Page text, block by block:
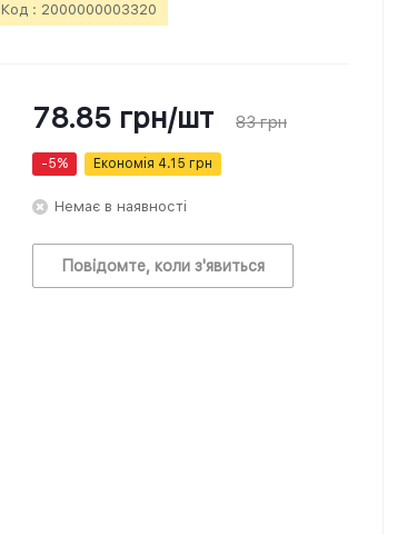
Код : 2000000003320
78.85 грн/шт 83грн
-5% Економія 4.15 грн
Немає в наявності
Повідомте, коли з'явиться